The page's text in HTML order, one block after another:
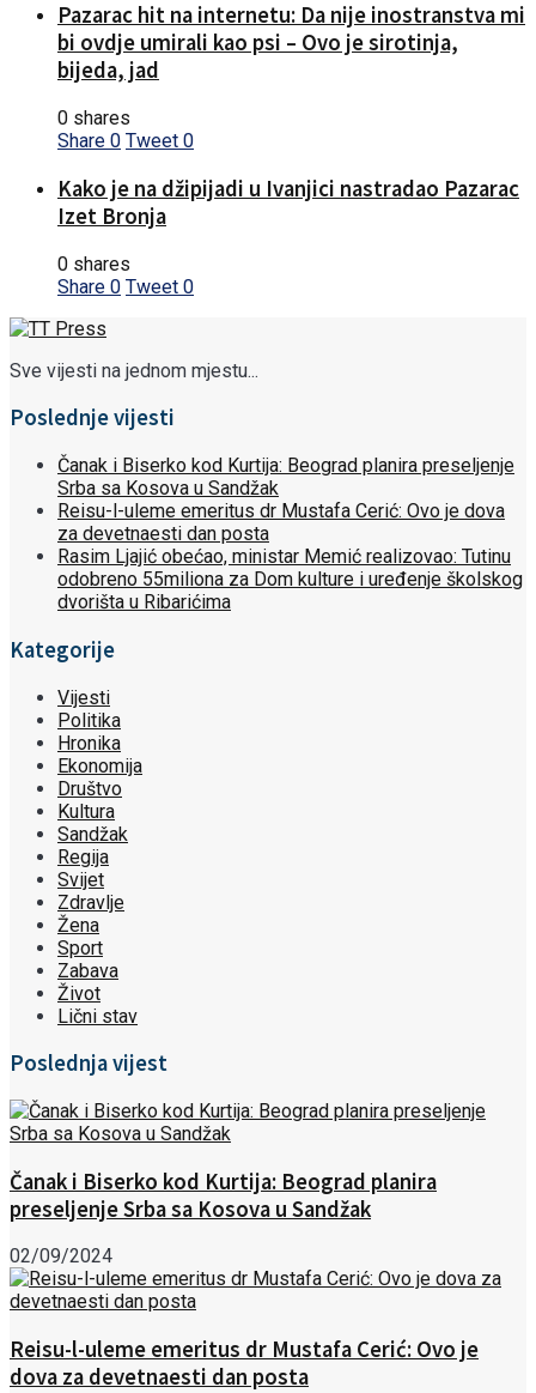
Pazarac hit na internetu: Da nije inostranstva mi
bi ovdje umirali kao psi – Ovo je sirotinja,
bijeda, jad
0 shares
Share 0 Tweet 0
Kako je na džipijadi u Ivanjici nastradao Pazarac
Izet Bronja
0 shares
Share 0 Tweet 0
Sve vijesti na jednom mjestu...
Poslednje vijesti
Čanak i Biserko kod Kurtija: Beograd planira preseljenje
Srba sa Kosova u Sandžak
Reisu-l-uleme emeritus dr Mustafa Cerić: Ovo je dova
za devetnaesti dan posta
Rasim Ljajić obećao, ministar Memić realizovao: Tutinu
odobreno 55miliona za Dom kulture i uređenje školskog
dvorišta u Ribarićima
Kategorije
Vijesti
Politika
Hronika
Ekonomija
Društvo
Kultura
Sandžak
Regija
Svijet
Zdravlje
Žena
Sport
Zabava
Život
Lični stav
Poslednja vijest
Čanak i Biserko kod Kurtija: Beograd planira
preseljenje Srba sa Kosova u Sandžak
02/09/2024
Reisu-l-uleme emeritus dr Mustafa Cerić: Ovo je
dova za devetnaesti dan posta